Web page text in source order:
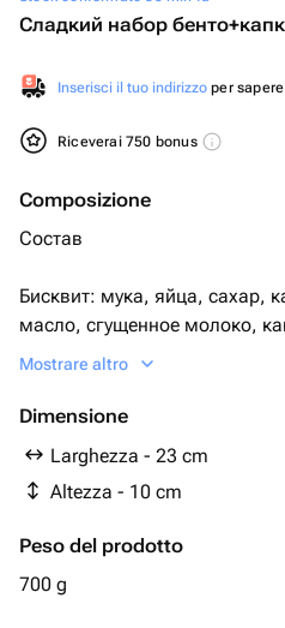
Сладкий набор
Inserisci il tuo indirizzo per
Riceverai 750 bonus
Composizione
Состав
Бисквит: мука, яйца, сахар,
масло, сгущенное молоко,
1) шоколадный бисквит и
2) ванильный бисквит,
Mostrare altro
Dimensione
Larghezza - 23 cm
Altezza - 10 cm
Peso del prodotto
700 g